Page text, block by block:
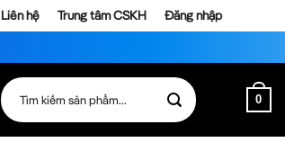
Liên hệ Trung tâm CSKH
Đăng nhập
Tìm
kiếm:
0